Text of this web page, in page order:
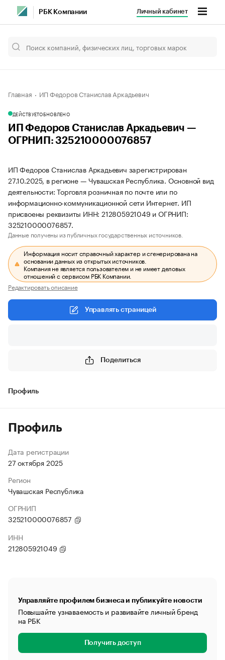
РБК Компании Личный кабинет
Главная ИП Федоров Станислав Аркадьевич
ДЕЙСТВУЕТОБНОВЛЕНО
ИП Федоров Станислав Аркадьевич —
ОГРНИП: 325210000076857
ИП Федоров Станислав Аркадьевич зарегистрирован
27.10.2025, в регионе — Чувашская Республика. Основной вид
деятельности: Торговля розничная по почте или по
информационно-коммуникационной сети Интернет. ИП
присвоены реквизиты ИНН: 212805921049 и ОГРНИП:
325210000076857.
Данные получены из публичных государственных источников.
Информация носит справочный характер и сгенерирована на
основании данных из открытых источников.
Компания не является пользователем и не имеет деловых
отношений с сервисом РБК Компании.
Редактировать описание
Управлять страницей
Поделиться
Профиль
Профиль
Дата регистрации
27 октября 2025
Регион
Чувашская Республика
ОГРНИП
325210000076857
ИНН
212805921049
Управляйте профилем бизнеса и публикуйте новости
Повышайте узнаваемость и развивайте личный бренд
на РБК
Получить доступ